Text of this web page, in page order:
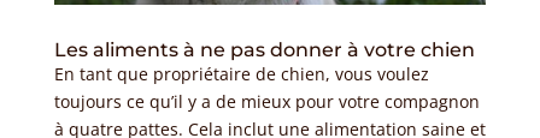
Les aliments à ne pas donner à votre chien
En tant que propriétaire de chien, vous voulez
toujours ce qu’il y a de mieux pour votre compagnon
à quatre pattes. Cela inclut une alimentation saine et